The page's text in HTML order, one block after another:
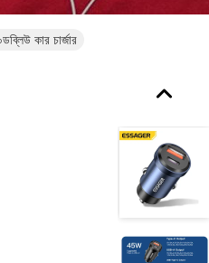
কার চার্জার